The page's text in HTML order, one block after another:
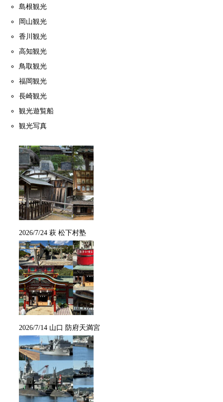
島根観光
岡山観光
香川観光
高知観光
鳥取観光
福岡観光
長崎観光
観光遊覧船
観光写真
2026/7/24 萩 松下村塾
2026/7/14 山口 防府天満宮